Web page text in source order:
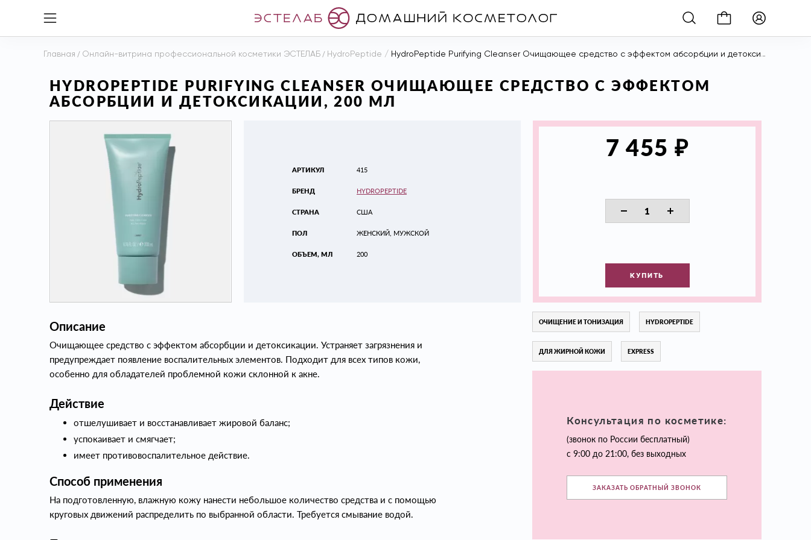
Главная / Онлайн-витрина профессиональной косметики ЭСТЕЛАБ / HydroPeptide / HydroPeptide Purifying Cleanser Очищающее средство с эффектом абсорбции и детоксикации, 200 мл
HYDROPEPTIDE PURIFYING CLEANSER ОЧИЩАЮЩЕЕ СРЕДСТВО С ЭФФЕКТОМ
АБСОРБЦИИ И ДЕТОКСИКАЦИИ, 200 МЛ
АРТИКУЛ
БРЕНД
СТРАНА
ПОЛ
ОБЪЕМ, МЛ
415
HYDROPEPTIDE
США
ЖЕНСКИЙ, МУЖСКОЙ
200
7 455 ₽
КУПИТЬ
Описание
Очищающее средство с эффектом абсорбции и детоксикации. Устраняет загрязнения и
предупреждает появление воспалительных элементов. Подходит для всех типов кожи,
особенно для обладателей проблемной кожи склонной к акне.
Действие
отшелушивает и восстанавливает жировой баланс;
успокаивает и смягчает;
имеет противовоспалительное действие.
Способ применения
На подготовленную, влажную кожу нанести небольшое количество средства и с помощью
круговых движений распределить по выбранной области. Требуется смывание водой.
ОЧИЩЕНИЕ И ТОНИЗАЦИЯ HYDROPEPTIDE
ДЛЯ ЖИРНОЙ КОЖИ EXPRESS
Консультация по косметике:
(звонок по России бесплатный)
с 9:00 до 21:00, без выходных
ЗАКАЗАТЬ ОБРАТНЫЙ ЗВОНОК